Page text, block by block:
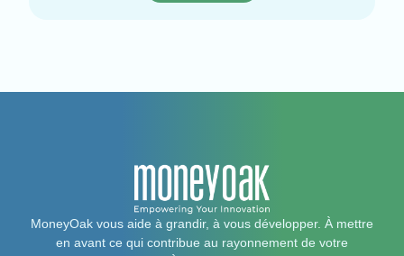
MoneyOak vous aide à grandir, à vous développer. À mettre
en avant ce qui contribue au rayonnement de votre